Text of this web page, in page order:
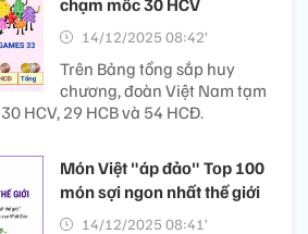
14/12/2025 08:42’
Trên Bảng tổng sắp huy
chương, đoàn Việt Nam tạm
HCV, 29 HCB và 54 HCĐ.
Món Việt "áp đảo" Top 100
món sợi ngon nhất thế giới
14/12/2025 08:41’